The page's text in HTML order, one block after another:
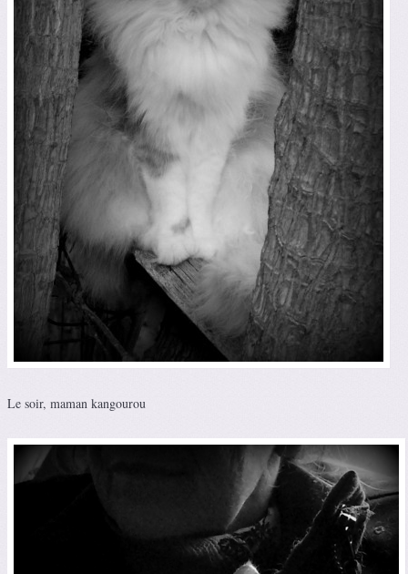
Le soir, maman kangourou